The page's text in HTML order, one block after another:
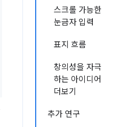
스크롤 가능한
눈금자 입력
표지 흐름
창의성을 자극
하는 아이디어
더보기
추가 연구